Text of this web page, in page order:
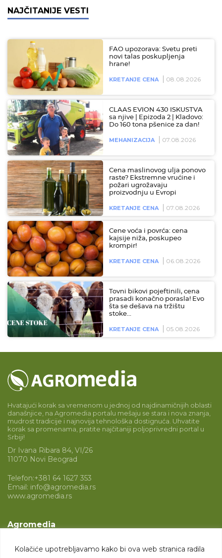
Kolačiće upotrebljavamo kako bi ova web stranica radila
NAJČITANIJE VESTI
FAO upozorava: Svetu preti
novi talas poskupljenja
hrane!
KRETANJE CENA 08.08.2026
CLAAS EVION 430 ISKUSTVA
sa njive | Epizoda 2 | Kladovo:
Do 160 tona pšenice za dan!
MEHANIZACIJA 07.08.2026
Cena maslinovog ulja ponovo
raste? Ekstremne vrućine i
požari ugrožavaju
proizvodnju u Evropi
KRETANJE CENA 07.08.2026
Cene voća i povrća: cena
kajsije niža, poskupeo
krompir!
KRETANJE CENA 06.08.2026
Tovni bikovi pojeftinili, cena
prasadi konačno porasla! Evo
šta se dešava na tržištu
stoke…
KRETANJE CENA 05.08.2026
Hvatajući korak sa vremenom u jednoj od najdinamičnijih oblasti
današnjice, na Agromedia portalu mešaju se stara i nova znanja,
mudrost tradicije i najnovija tehnološka dostignuća. Uhvatite
korak sa promenama, pratite najčitaniji poljoprivredni portal u
Srbiji!
Dr Ivana Ribara 84, VI/26
11070 Novi Beograd
Telefon:+381 64 1627 353
Email: info@agromedia.rs
www.agromedia.rs
Agromedia